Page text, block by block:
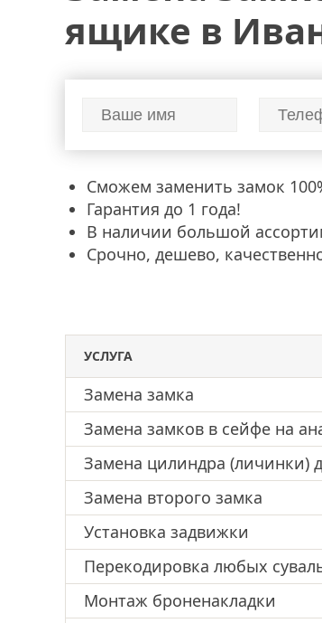
ящике в
Сможем заменить замок
Гарантия до 1 года!
В наличии большой
Срочно, дешево,
УСЛУГА
Замена замка
Замена замков в сейфе на
Замена цилиндра (личинки)
Замена второго замка
Установка задвижки
Перекодировка любых
Монтаж броненакладки